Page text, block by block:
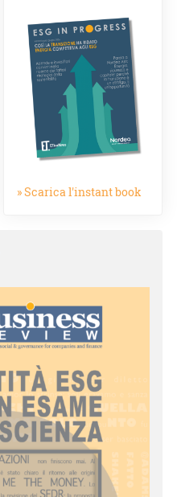
» Scarica l'instant book